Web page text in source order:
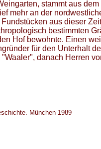
stammt aus
mehr an der
aus dieser
bestimmten
Hof bewohnte. Einen
für den Unterhalt
danach Herren
München 1989